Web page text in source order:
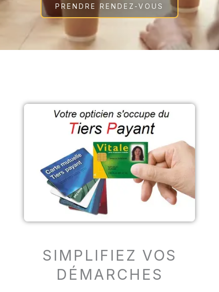
PRENDRE RENDEZ-VOUS
SIMPLIFIEZ VOS
DÉMARCHES